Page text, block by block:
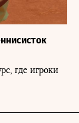
где игроки